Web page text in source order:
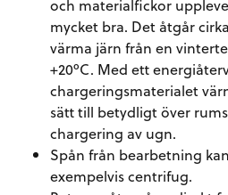
och materialfickor
mycket bra. Det åtgår
värma järn från en
+20ºC. Med ett
chargeringsmaterialet
sätt till betydligt över
chargering av ugn.
Spån från bearbetning
exempelvis centrifug.